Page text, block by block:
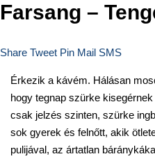
Farsang –
Share Tweet Pin Mail SMS
Érkezik a kávém. Hálásan
hogy tegnap szürke
csak jelzés szinten, szürke
sok gyerek és felnőtt, akik
pulijával, az ártatlan